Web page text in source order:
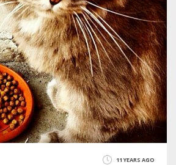
11 YEARS AGO